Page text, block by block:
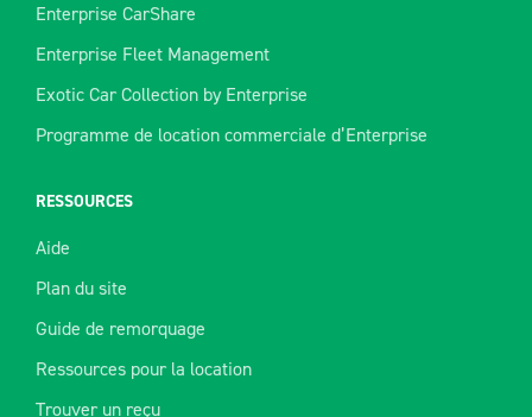
Enterprise CarShare
Enterprise Fleet Management
Exotic Car Collection by Enterprise
Programme de location commerciale d’Enterprise
RESSOURCES
Aide
Plan du site
Guide de remorquage
Ressources pour la location
Trouver un reçu